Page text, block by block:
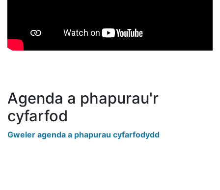
Agenda a phapurau'r
cyfarfod
Gweler agenda a phapurau cyfarfodydd